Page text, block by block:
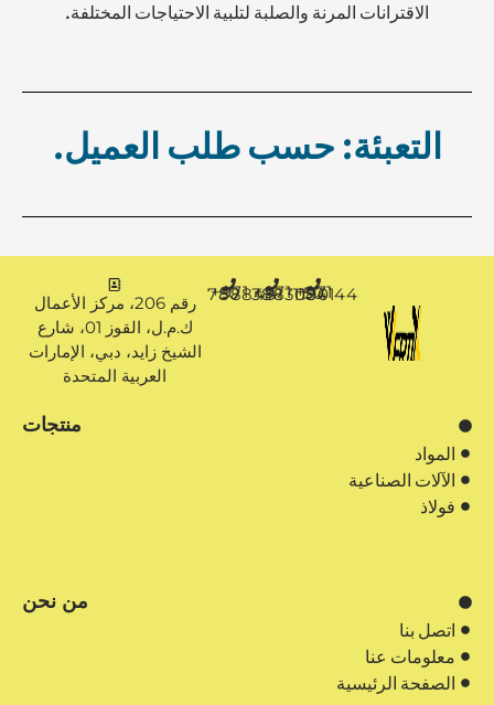
الاقترانات المرنة والصلبة لتلبية الاحتياجات المختلفة.
التعبئة: حسب طلب العميل.
+971 50 1194144
+971 4 3883080
+971 50 7888481
رقم 206، مركز الأعمال
ك.م.ل، القوز 01، شارع
الشيخ زايد، دبي، الإمارات
العربية المتحدة
منتجات
المواد
الآلات الصناعية
فولاذ
من نحن
اتصل بنا
معلومات عنا
الصفحة الرئيسية